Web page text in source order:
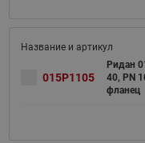
015P1105
Ридан
40, PN
фланец